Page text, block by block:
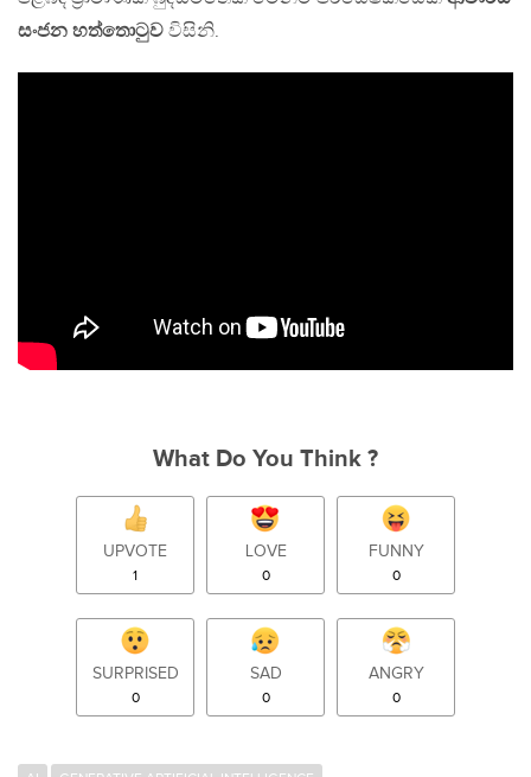
සංජන හත්තොටුව විසිනි.
What Do You Think ?
UPVOTE
1
LOVE
0
FUNNY
0
SURPRISED
0
SAD
0
ANGRY
0